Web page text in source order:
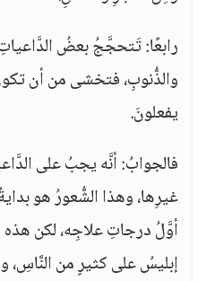
رابعًا: تَتحجَّجُ بعضُ
والذُّنوبِ، فتخشى من أن
يفعلونَ.
فالجوابُ: أنَّه يجبُ على
غيرِها، وهذا الشُّعورُ هو
أوَّلُ درجاتِ علاجِه، لكن
إبليسُ على كثيرٍ من